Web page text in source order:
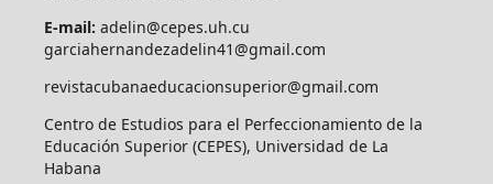
E-mail: adelin@cepes.uh.cu
garciahernandezadelin41@gmail.com
revistacubanaeducacionsuperior@gmail.com
Centro de Estudios para el Perfeccionamiento de la
Educación Superior (CEPES), Universidad de La
Habana